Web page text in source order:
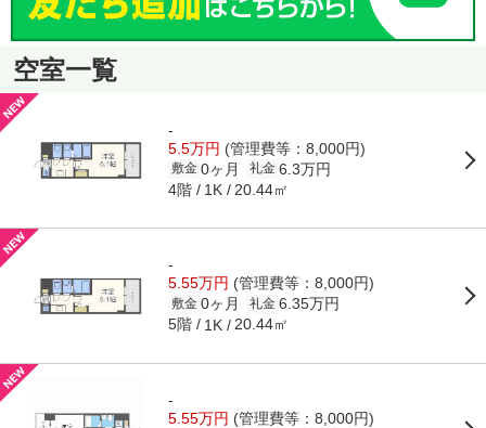
空室一覧
-
5.5万円 (管理費等：8,000円)
敷金 0ヶ月 礼金 6.3万円
4階 1K 20.44㎡
-
5.55万円 (管理費等：8,000円)
敷金 0ヶ月 礼金 6.35万円
5階 1K 20.44㎡
-
5.55万円 (管理費等：8,000円)